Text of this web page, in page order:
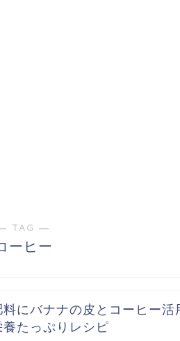
TAG ―
ーヒー
料にバナナの皮とコーヒー活
養たっぷりレシピ